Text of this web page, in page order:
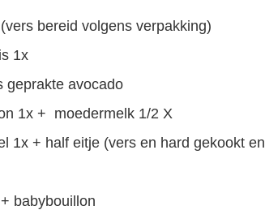
bereid volgens verpakking)
1x
geprakte avocado
1x + moedermelk 1/2 X
1x + half eitje (vers en hard gekookt en
babybouillon